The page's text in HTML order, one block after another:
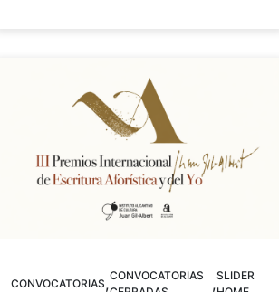
CONVOCATORIAS,CONVOCATORIAS
,SLIDER